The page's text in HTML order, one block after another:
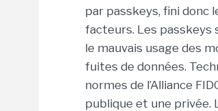
par passkeys, fini donc
facteurs. Les passkeys
le mauvais usage des
fuites de données.
normes de l’Alliance
publique et une privée.